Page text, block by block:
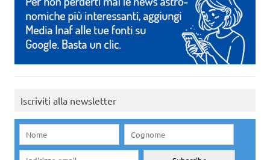
Iscriviti alla newsletter